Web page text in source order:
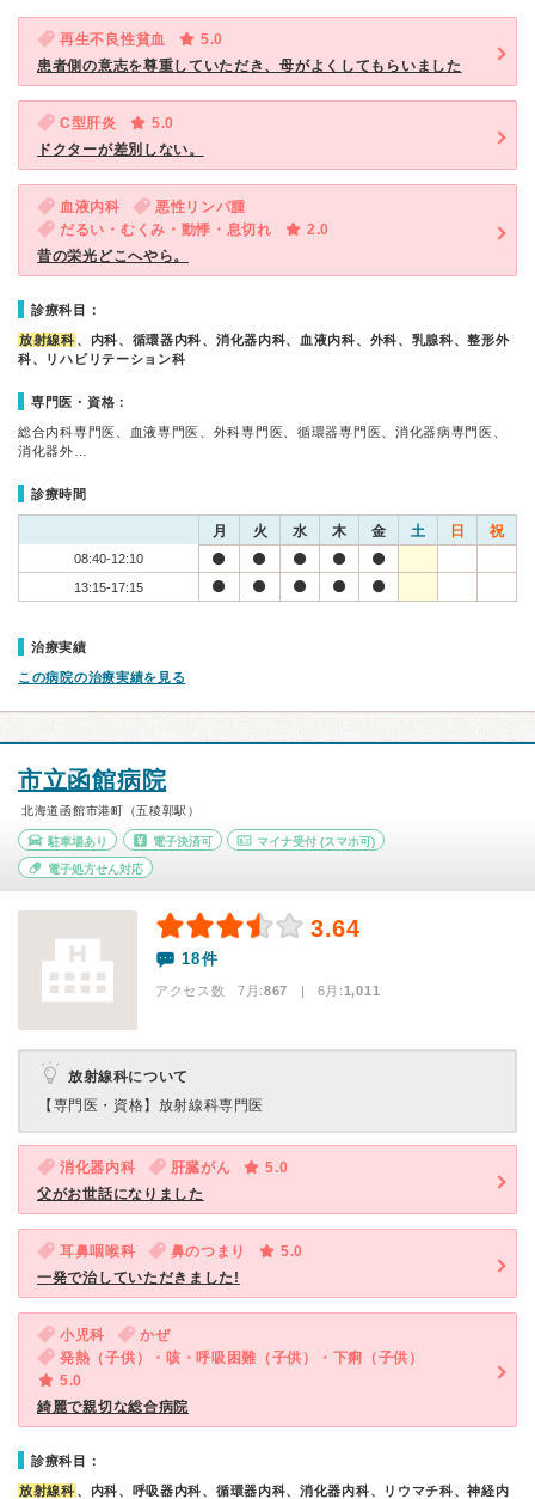
再生不良性貧血
5.0
患者側の意志を尊重していただき、母がよくしてもらいました
C型肝炎
5.0
ドクターが差別しない。
血液内科
悪性リンパ腫
だるい・むくみ・動悸・息切れ
2.0
昔の栄光どこへやら。
診療科目：
放射線科 、内科、循環器内科、消化器内科、血液内科、外科、乳腺科、整形外
科、リハビリテーション科
専門医・資格：
総合内科専門医、血液専門医、外科専門医、循環器専門医、消化器病専門医、
消化器外…
診療時間
月 火 水 木 金 土 日 祝
08:40-12:10
13:15-17:15
治療実績
この病院の治療実績を見る
市立函館病院
北海道函館市港町（五稜郭駅）
駐車場あり 電子決済可 マイナ受付 (スマホ可)
電子処方せん対応
3.64
18件
アクセス数 7月:867 | 6月:1,011
放射線科について
【専門医・資格】 放射線科専門医
消化器内科 肝臓がん
5.0
父がお世話になりました
耳鼻咽喉科 鼻のつまり
5.0
一発で治していただきました!
小児科
かぜ
発熱（子供）・咳・呼吸困難（子供）・下痢（子供）
5.0
綺麗で親切な総合病院
診療科目：
放射線科 、内科、呼吸器内科、循環器内科、消化器内科、リウマチ科、神経内